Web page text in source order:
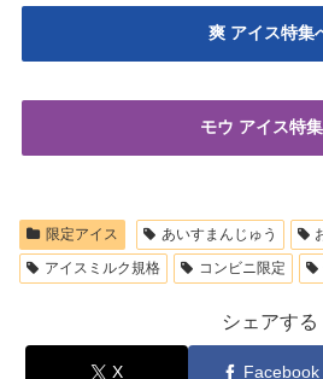
爽 アイス特集
モウ アイス特
限定アイス あいすまんじゅう
アイスミルク規格
コンビニ限定
シェアする
X Facebook